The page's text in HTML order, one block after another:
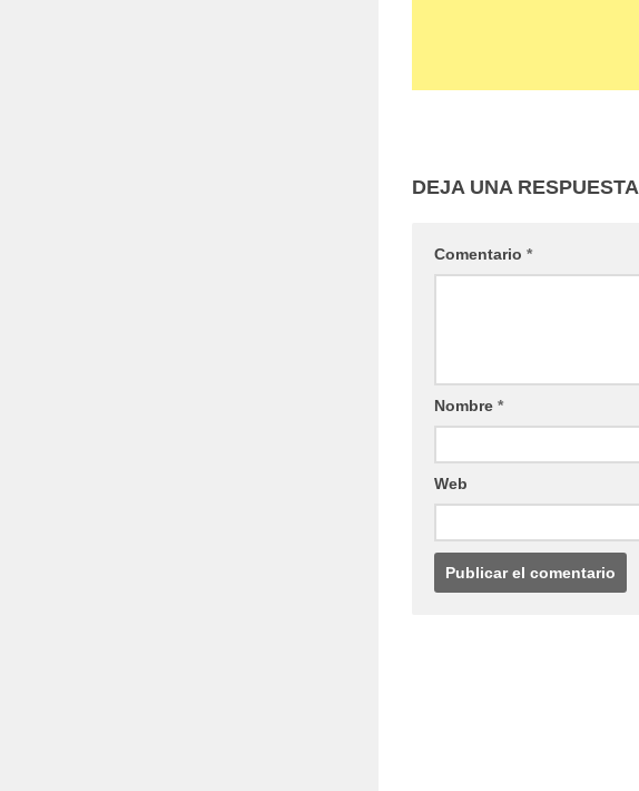
DEJA UNA RESPUESTA
Comentario *
Nombre *
Web